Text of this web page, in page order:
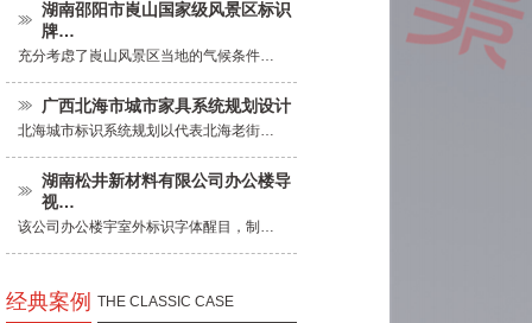
湖南邵阳市崀山国家级风景区标识
牌…
充分考虑了崀山风景区当地的气候条件…
广西北海市城市家具系统规划设计
北海城市标识系统规划以代表北海老街…
湖南松井新材料有限公司办公楼导
视…
该公司办公楼宇室外标识字体醒目，制…
经典案例 THE CLASSIC CASE